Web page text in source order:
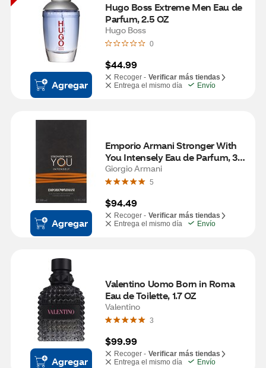
Agregar
Hugo Boss Extreme Men Eau de
Parfum, 2.5 OZ
Hugo Boss
0
$44.99
Recoger - Verificar más tiendas
Entrega el mismo día
Envío
Agregar
Emporio Armani Stronger With
You Intensely Eau de Parfum, 3.3
OZ
Giorgio Armani
5
$94.49
Recoger - Verificar más tiendas
Entrega el mismo día
Envío
Agregar
Valentino Uomo Born in Roma
Eau de Toilette, 1.7 OZ
Valentino
3
$99.99
Recoger - Verificar más tiendas
Entrega el mismo día
Envío